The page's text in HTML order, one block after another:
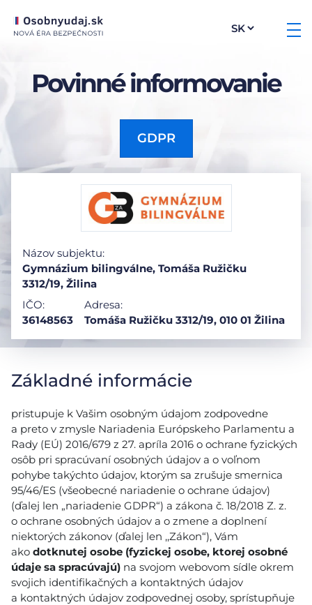
Povinné informovanie
GDPR
Názov subjektu:
Gymnázium bilingválne, Tomáša Ružičku
3312/19, Žilina
IČO:
36148563
Adresa:
Tomáša Ružičku 3312/19, 010 01 Žilina
Základné informácie
pristupuje k Vašim osobným údajom zodpovedne
a preto v zmysle Nariadenia Európskeho Parlamentu a
Rady (EÚ) 2016/679 z 27. apríla 2016 o ochrane fyzických
osôb pri spracúvaní osobných údajov a o voľnom
pohybe takýchto údajov, ktorým sa zrušuje smernica
95/46/ES (všeobecné nariadenie o ochrane údajov)
(ďalej len „nariadenie GDPR“) a zákona č. 18/2018 Z. z.
o ochrane osobných údajov a o zmene a doplnení
niektorých zákonov (ďalej len ,,Zákon“), Vám
ako dotknutej osobe (fyzickej osobe, ktorej osobné
údaje sa spracúvajú) na svojom webovom sídle okrem
svojich identifikačných a kontaktných údajov
a kontaktných údajov zodpovednej osoby, sprístupňuje